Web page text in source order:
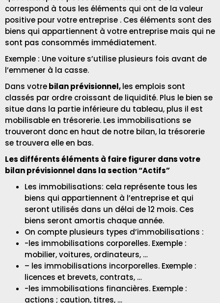
correspond à tous les éléments qui ont de la valeur
positive pour votre entreprise . Ces éléments sont des
biens qui appartiennent à votre entreprise mais qui ne
sont pas consommés immédiatement.
Exemple : Une voiture s’utilise plusieurs fois avant de
l’emmener à la casse.
Dans votrebilan prévisionnel,les emplois sont
classés par ordre croissant de liquidité. Plus le bien se
situe dans la partie inférieure du tableau, plus il est
mobilisable en trésorerie. Les immobilisations se
trouveront donc en haut de notre bilan, la trésorerie
se trouvera elle en bas.
Les différents éléments à faire figurer dans votre
bilan prévisionnel dans la section “Actifs”
Les immobilisations: cela représente tous les
biens qui appartiennent à l’entreprise et qui
seront utilisés dans un délai de 12 mois. Ces
biens seront amortis chaque année.
On compte plusieurs types d’immobilisations :
-les immobilisations corporelles. Exemple :
mobilier, voitures, ordinateurs, …
– les immobilisations incorporelles. Exemple :
licences et brevets, contrats, …
-les immobilisations financières. Exemple :
actions ; caution, titres, …